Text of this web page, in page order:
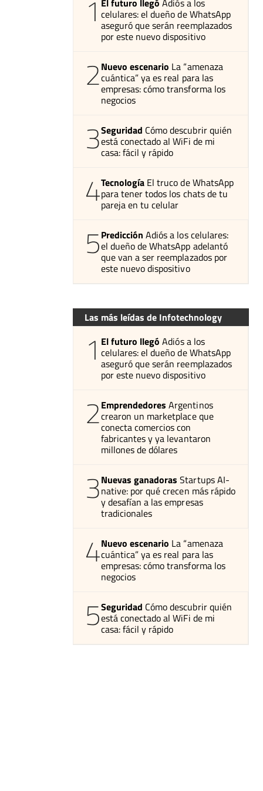
1 El futuro llegó Adiós a los
celulares: el dueño de WhatsApp
aseguró que serán reemplazados
por este nuevo dispositivo
2Nuevo escenario La “amenaza
cuántica” ya es real para las
empresas: cómo transforma los
negocios
3Seguridad Cómo descubrir quién
está conectado al WiFi de mi
casa: fácil y rápido
4Tecnología El truco de WhatsApp
para tener todos los chats de tu
pareja en tu celular
5Predicción Adiós a los celulares:
el dueño de WhatsApp adelantó
que van a ser reemplazados por
este nuevo dispositivo
Las más leídas de Infotechnology
1 El futuro llegó Adiós a los
celulares: el dueño de WhatsApp
aseguró que serán reemplazados
por este nuevo dispositivo
2Emprendedores Argentinos
crearon un marketplace que
conecta comercios con
fabricantes y ya levantaron
millones de dólares
3Nuevas ganadoras Startups AI-
native: por qué crecen más rápido
y desafían a las empresas
tradicionales
4Nuevo escenario La “amenaza
cuántica” ya es real para las
empresas: cómo transforma los
negocios
5Seguridad Cómo descubrir quién
está conectado al WiFi de mi
casa: fácil y rápido